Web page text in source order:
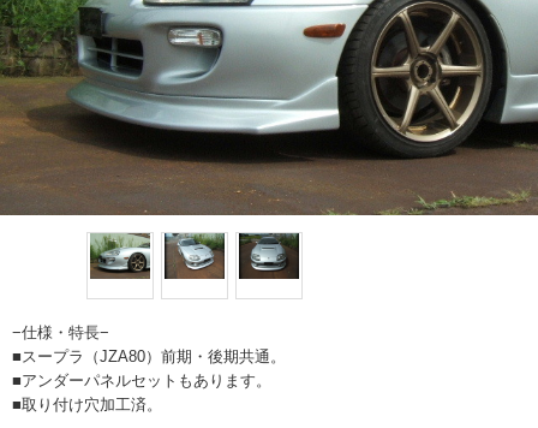
−仕様・特長−
■スープラ（JZA80）前期・後期共通。
■アンダーパネルセットもあります。
■取り付け穴加工済。